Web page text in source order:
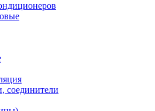
соединители